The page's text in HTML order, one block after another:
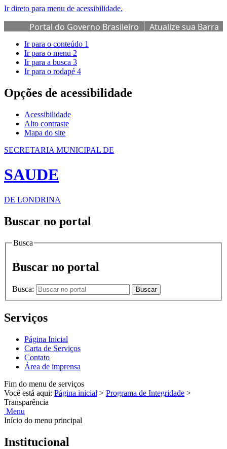
Ir direto para menu de acessibilidade.
Portal do Governo Brasileiro
Atualize sua Barra
de Governo
Ir para o conteúdo 1
Ir para o menu 2
Ir para a busca 3
Ir para o rodapé 4
Opções de acessibilidade
Acessibilidade
Alto contraste
Mapa do site
SECRETARIA MUNICIPAL DE
SAUDE
DE LONDRINA
Buscar no portal
Busca
Buscar no portal
Busca: Buscar
Serviços
Página Inicial
Carta de Serviços
Contato
Área de imprensa
Fim do menu de serviços
Você está aqui: Página inicial > Programa de Integridade >
Transparência
Menu
Início do menu principal
Institucional